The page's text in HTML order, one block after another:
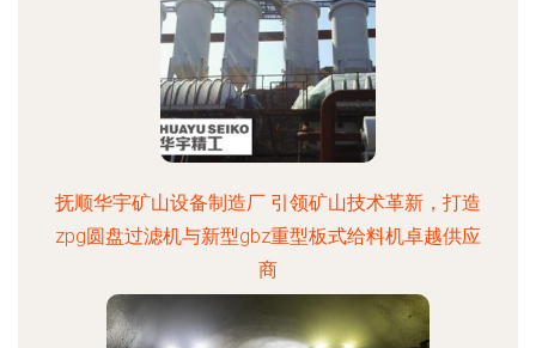
抚顺华宇矿山设备制造厂 引领矿山技术革新，打造
zpg圆盘过滤机与新型gbz重型板式给料机卓越供应
商